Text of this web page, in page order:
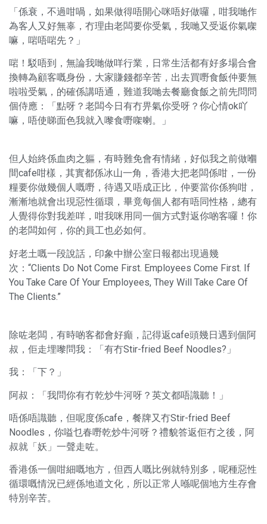
「係衰，不過咁喎，如果做得唔開心咪唔好做囉，咁我哋作
為客人又好無辜，冇理由老闆要你受氣，我哋又受返你氣㗎
嘛，啱唔啱先？」
啱！駁唔到，無論我哋做咩行業，日常生活都有好多場合會
換轉為顧客嘅身份，大家賺錢都辛苦，出去買嘢食飯仲要無
啦啦受氣，的確係講唔通，難道我哋去餐廳食飯之前先問問
個侍應：「點呀？老闆今日有冇畀氣你受呀？你心情ok吖
嘛，唔使睇面色我就入嚟食嘢㗎喇。」
但人始終係血肉之軀，有時難免會有情緒，好似我之前做嗰
間cafe咁樣，其實都係冰山一角，香港大把老闆係咁，一份
糧要你做幾個人嘅嘢，待遇又唔成正比，仲要當你係狗咁，
漸漸地就會出現惡性循環，畢竟每個人都有唔同性格，總有
人覺得你對我差咩，咁我咪用同一個方式對返你啲客囉！你
的老闆如何，你的員工也必如何。
好老土嘅一段說話，印象中辦公室日報都出現過幾
次：“Clients Do Not Come First. Employees Come First. If
You Take Care Of Your Employees, They Will Take Care Of
The Clients.”
除咗老闆，有時啲客都會好癲，記得返cafe頭幾日遇到個阿
叔，佢走埋嚟問我：「有冇Stir-fried Beef Noodles?」
我：「下？」
阿叔：「我問你有冇乾炒牛河呀？英文都唔識聽！」
唔係唔識聽，但呢度係cafe，餐牌又冇Stir-fried Beef
Noodles，你嗌乜春嘢乾炒牛河呀？禮貌答返佢冇之後，阿
叔就「妖」一聲走咗。
香港係一個咁細嘅地方，但西人嘅比例就特別多，呢種惡性
循環嘅情況已經係地道文化，所以正常人喺呢個地方生存會
特別辛苦。